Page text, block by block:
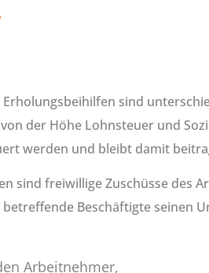
sind
der Höhe Lohnsteuer und
werden und bleibt damit
sind freiwillige Zuschüsse des
betreffende Beschäftigte seinen
Arbeitnehmer,